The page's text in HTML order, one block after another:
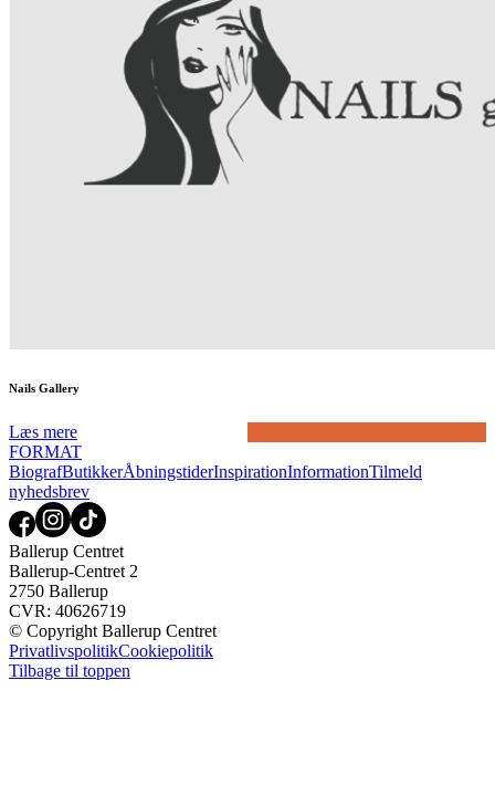
Nails Gallery
Læs mere
FORMAT
BiografButikkerÅbningstiderInspirationInformationTilmeld
nyhedsbrev
Ballerup Centret
Ballerup-Centret 2
2750 Ballerup
CVR: 40626719
© Copyright Ballerup Centret
PrivatlivspolitikCookiepolitik
Tilbage til toppen